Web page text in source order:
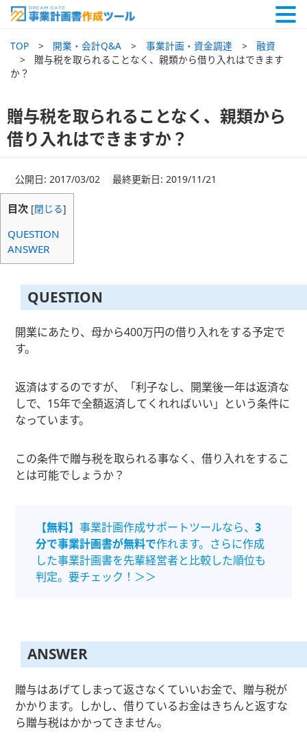
TOP 開業・会計Q&A 事業計画・資金調達
融資
贈与税を取られることなく、親類から借り入れはできます
か？
贈与税を取られることなく、親類から
借り入れはできますか？
公開日: 2017/03/02 最終更新日: 2019/11/21
目次 [閉じる]
QUESTION
ANSWER
QUESTION
開業にあたり、母から400万円の借り入れをする予定で
す。
返済はするのですが、「利子なし、開業後一年は返済な
しで、15年で全額返済してくれればいい」という条件に
なっています。
この条件で贈与税を取られる事なく、借り入れをするこ
とは可能でしょうか？
【無料】事業計画作成サポートツールなら、3
分で事業計画書が無料で作れます。さらに作成
した事業計画書を先輩経営者と比較した順位も
判定。要チェック！＞＞
ANSWER
贈与はあげてしまって返さなくていいお金で、贈与税が
かかります。しかし、借りているお金はきちんと返すな
ら贈与税はかかってきません。